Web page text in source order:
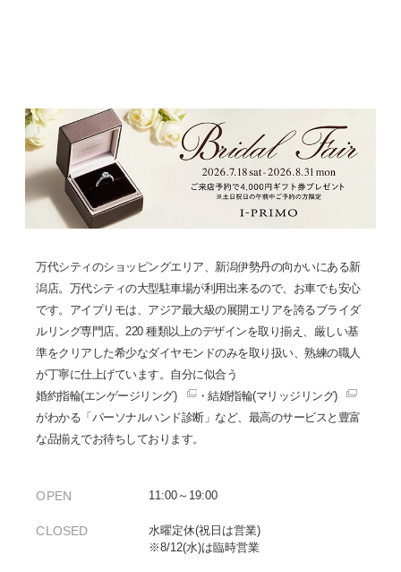
万代シティのショッピングエリア、新潟伊勢丹の向かいにある新
潟店。万代シティの大型駐車場が利用出来るので、お車でも安心
です。アイプリモは、アジア最大級の展開エリアを誇るブライダ
ルリング専門店。220 種類以上のデザインを取り揃え、厳しい基
準をクリアした希少なダイヤモンドのみを取り扱い、熟練の職人
が丁寧に仕上げています。自分に似合う
婚約指輪(エンゲージリング)
・結婚指輪(マリッジリング)
がわかる「パーソナルハンド診断」など、最高のサービスと豊富
な品揃えでお待ちしております。
OPEN 11:00～19:00
CLOSED
水曜定休(祝日は営業)
※8/12(水)は臨時営業